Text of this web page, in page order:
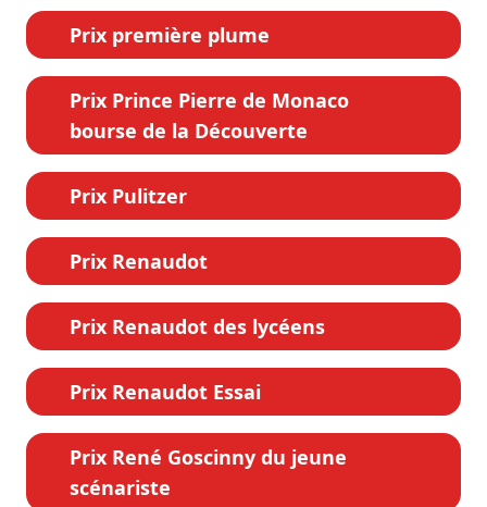
Prix première plume
Prix Prince Pierre de Monaco
bourse de la Découverte
Prix Pulitzer
Prix Renaudot
Prix Renaudot des lycéens
Prix Renaudot Essai
Prix René Goscinny du jeune
scénariste